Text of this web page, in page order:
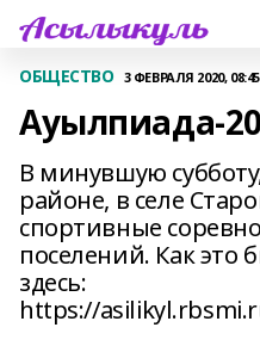
ОБЩЕСТВО 3 ФЕВРАЛЯ 2020, 08:45
Ауылпиада-
В минувшую
районе, в селе
спортивные
поселений. Как это
здесь:
https://